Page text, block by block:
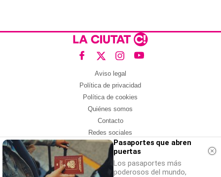
Aviso legal
Política de privacidad
Política de cookies
Quiénes somos
Contacto
Redes sociales
Con la colaboración de:
Pasaportes que abren
puertas
Los pasaportes más
poderosos del mundo,